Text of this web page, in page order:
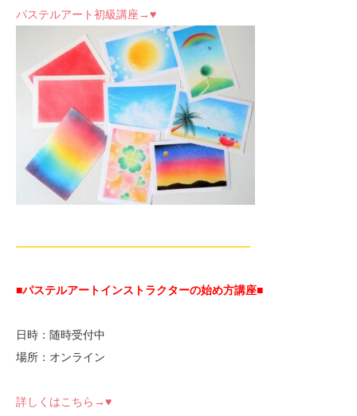
パステルアート初級講座→♥
—————————————————————
■パステルアートインストラクターの始め方講座■
日時：随時受付中
場所：オンライン
詳しくはこちら→♥